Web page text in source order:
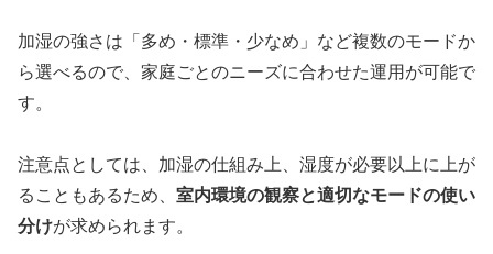
加湿の強さは「多め・標準・少なめ」など複数のモードか
ら選べるので、家庭ごとのニーズに合わせた運用が可能で
す。
注意点としては、加湿の仕組み上、湿度が必要以上に上が
ることもあるため、 室内環境の観察と適切なモードの使い
分けが求められます。